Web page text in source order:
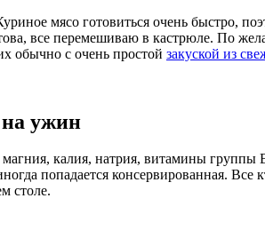
мясо готовиться очень быстро,
все перемешиваю в кастрюле. По
обычно с очень простой закуской из
на ужин
магния, калия, натрия, витамины
попадается консервированная. Все
столе.